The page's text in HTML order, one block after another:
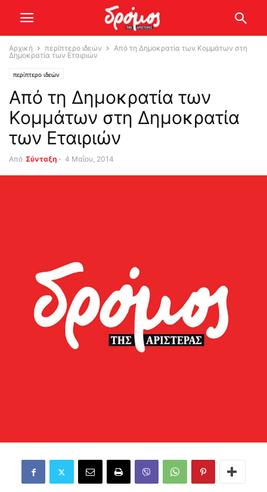
Αρχική περίπτερο ιδεών
Από τη Δημοκρατία των Κομμάτων στη
Δημοκρατία των Εταιριών
περίπτερο ιδεών
Από τη Δημοκρατία των
Κομμάτων στη Δημοκρατία
των Εταιριών
Από Σύνταξη - 4 Μαΐου, 2014